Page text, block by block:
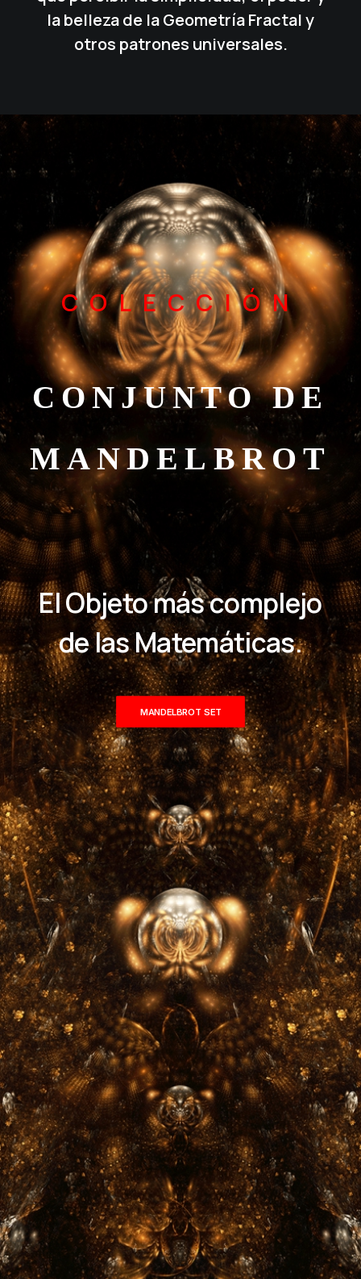
la belleza de la Geometría Fractal y
otros patrones universales.
COLECCIÓN
CONJUNTO DE
MANDELBROT
El Objeto más complejo
de las Matemáticas.
MANDELBROT SET